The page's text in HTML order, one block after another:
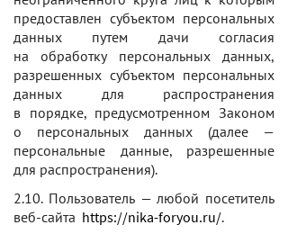
предоставлен субъектом персональных
данных путем дачи согласия
на обработку персональных данных,
разрешенных субъектом персональных
данных для распространения
в порядке, предусмотренном Законом
о персональных данных (далее —
персональные данные, разрешенные
для распространения).
2.10. Пользователь — любой посетитель
веб-сайта https://nika-foryou.ru/.